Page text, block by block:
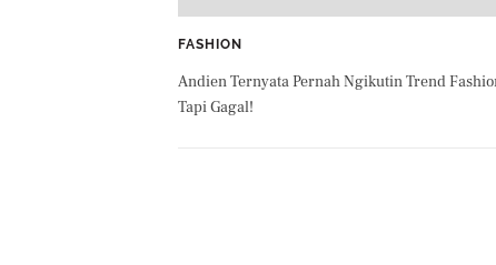
FASHION
Andien Ternyata Pernah Ngikutin Trend
Tapi Gagal!